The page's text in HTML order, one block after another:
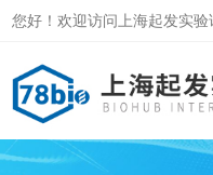
您好！欢迎访问上海起发实验